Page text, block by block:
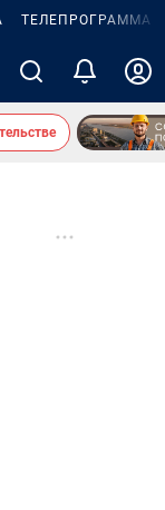
ТЕЛЕПРОГРАММА